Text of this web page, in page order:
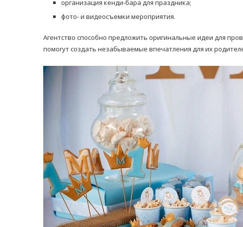
организация кенди-бара для праздника;
фото- и видеосъемки мероприятия.
Агентство способно предложить оригинальные идеи для
помогут создать незабываемые впечатления для их